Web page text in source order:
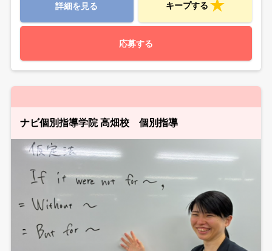
詳細を見る キープする
応募する
ナビ個別指導学院 高畑校 個別指導